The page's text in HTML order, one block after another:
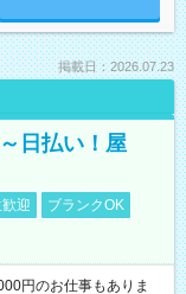
掲載日：2026.07.23
日払い！屋
迎
ブランクOK
円のお仕事もありま